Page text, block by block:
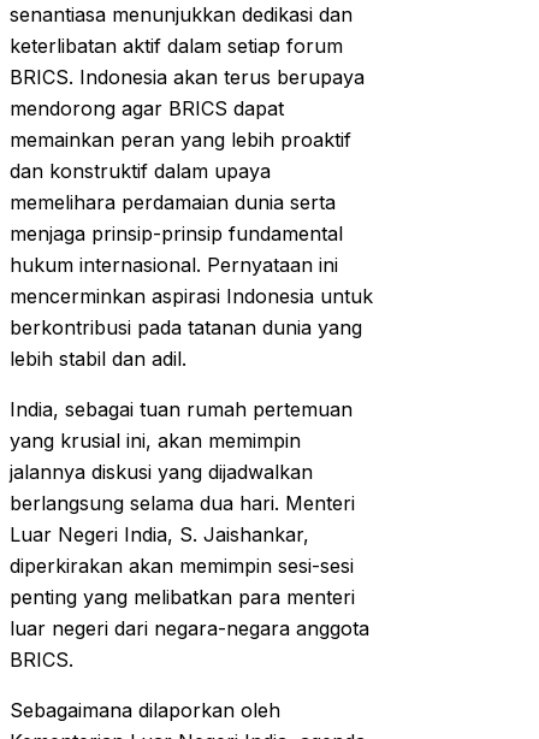
senantiasa menunjukkan dedikasi dan
keterlibatan aktif dalam setiap forum
BRICS. Indonesia akan terus berupaya
mendorong agar BRICS dapat
memainkan peran yang lebih proaktif
dan konstruktif dalam upaya
memelihara perdamaian dunia serta
menjaga prinsip-prinsip fundamental
hukum internasional. Pernyataan ini
mencerminkan aspirasi Indonesia untuk
berkontribusi pada tatanan dunia yang
lebih stabil dan adil.
India, sebagai tuan rumah pertemuan
yang krusial ini, akan memimpin
jalannya diskusi yang dijadwalkan
berlangsung selama dua hari. Menteri
Luar Negeri India, S. Jaishankar,
diperkirakan akan memimpin sesi-sesi
penting yang melibatkan para menteri
luar negeri dari negara-negara anggota
BRICS.
Sebagaimana dilaporkan oleh